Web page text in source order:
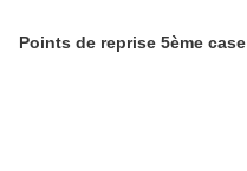
Points de reprise 5ème case